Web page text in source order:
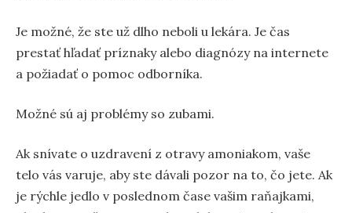
Je možné, že ste už dlho neboli u lekára. Je čas
prestať hľadať príznaky alebo diagnózy na internete
a požiadať o pomoc odborníka.
Možné sú aj problémy so zubami.
Ak snívate o uzdravení z otravy amoniakom, vaše
telo vás varuje, aby ste dávali pozor na to, čo jete. Ak
je rýchle jedlo v poslednom čase vašim raňajkami,